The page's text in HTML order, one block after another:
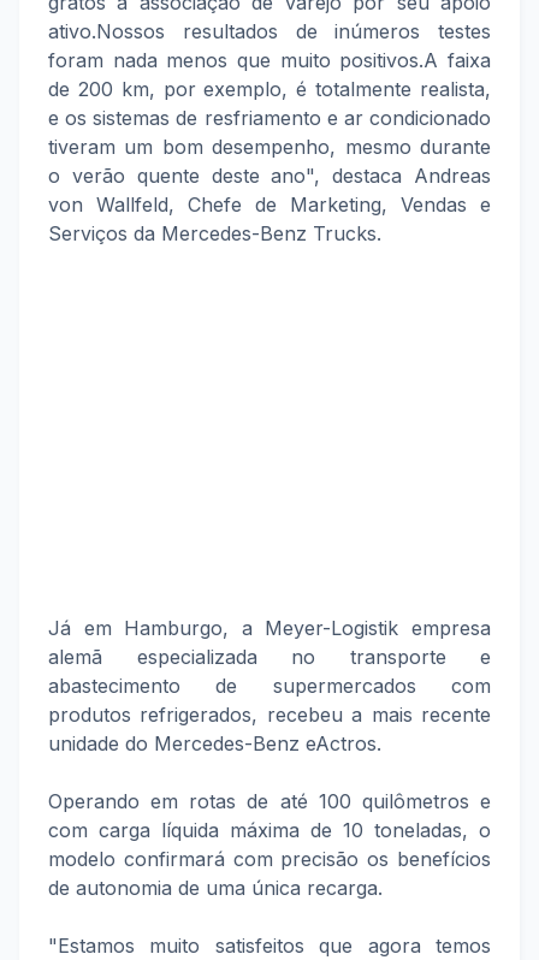
ativo.Nossos resultados de inúmeros testes
foram nada menos que muito positivos.A faixa
de 200 km, por exemplo, é totalmente realista,
e os sistemas de resfriamento e ar condicionado
tiveram um bom desempenho, mesmo durante
o verão quente deste ano", destaca Andreas
von Wallfeld, Chefe de Marketing, Vendas e
Serviços da Mercedes-Benz Trucks.
Já em Hamburgo, a Meyer-Logistik empresa
alemã especializada no transporte e
abastecimento de supermercados com
produtos refrigerados, recebeu a mais recente
unidade do Mercedes-Benz eActros.
Operando em rotas de até 100 quilômetros e
com carga líquida máxima de 10 toneladas, o
modelo confirmará com precisão os benefícios
de autonomia de uma única recarga.
"Estamos muito satisfeitos que agora temos